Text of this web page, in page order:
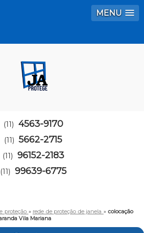
MENU
(11) 4563-9170
(11) 5662-2715
(11) 96152-2183
(11) 99639-6775
proteção » rede de proteção de janela» colocação
Vila Mariana